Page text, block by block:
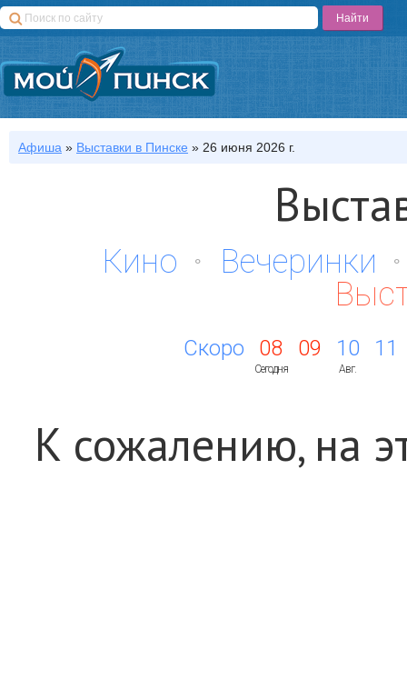
Афиша » Выставки в Пинске » 26 июня 2026 г.
Кино
Вечеринки
Скоро 08
Сегодня
09 10
Авг.
11
К сожалению, на